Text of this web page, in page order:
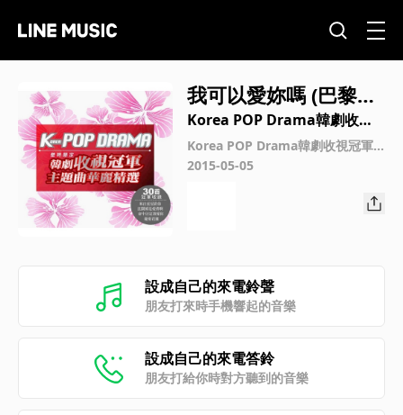
我可以愛妳嗎 (巴黎戀
人OST演奏版)
Korea POP Drama韓劇收視
冠軍主題曲華麗精選
Korea POP Drama韓劇收視冠軍
主題曲華麗精選
2015-05-05
設成自己的來電鈴聲
朋友打來時手機響起的音樂
設成自己的來電答鈴
朋友打給你時對方聽到的音樂